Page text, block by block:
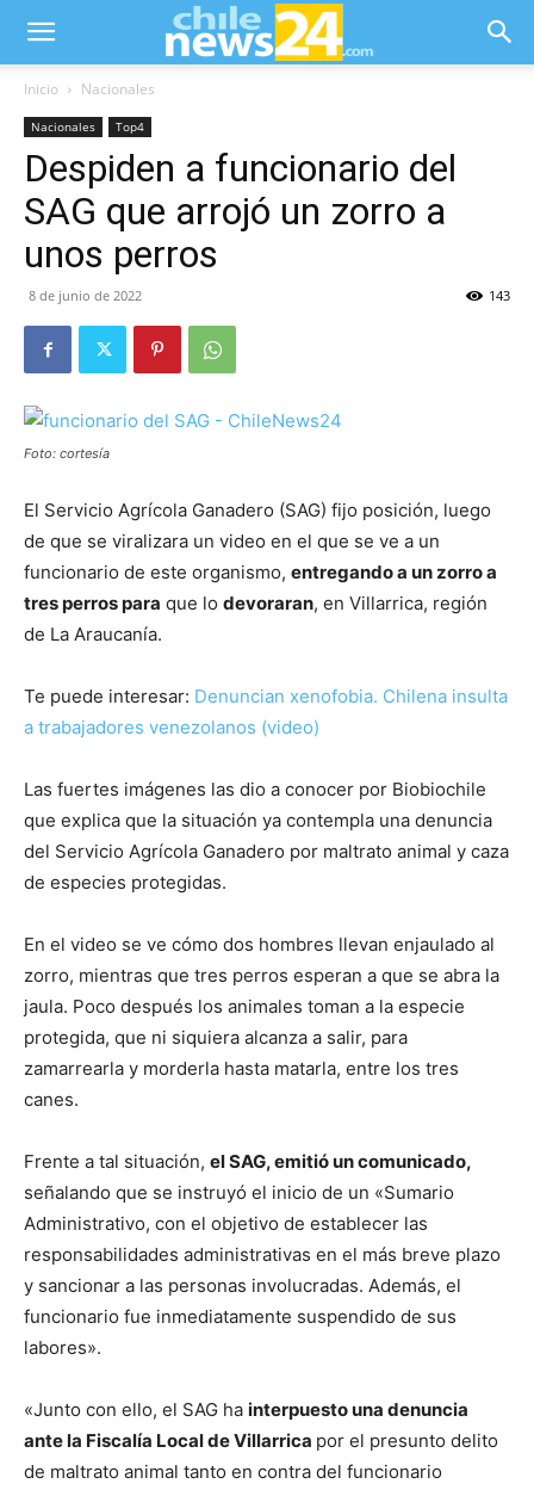
Inicio Nacionales
Nacionales Top4
Despiden a funcionario del
SAG que arrojó un zorro a
unos perros
8 de junio de 2022 143
Foto: cortesía
El Servicio Agrícola Ganadero (SAG) fijo posición, luego
de que se viralizara un video en el que se ve a un
funcionario de este organismo, entregando a un zorro a
tres perros para que lo devoraran, en Villarrica, región
de La Araucanía.
Te puede interesar: Denuncian xenofobia. Chilena insulta
a trabajadores venezolanos (video)
Las fuertes imágenes las dio a conocer por Biobiochile
que explica que la situación ya contempla una denuncia
del Servicio Agrícola Ganadero por maltrato animal y caza
de especies protegidas.
En el video se ve cómo dos hombres llevan enjaulado al
zorro, mientras que tres perros esperan a que se abra la
jaula. Poco después los animales toman a la especie
protegida, que ni siquiera alcanza a salir, para
zamarrearla y morderla hasta matarla, entre los tres
canes.
Frente a tal situación, el SAG, emitió un comunicado,
señalando que se instruyó el inicio de un «Sumario
Administrativo, con el objetivo de establecer las
responsabilidades administrativas en el más breve plazo
y sancionar a las personas involucradas. Además, el
funcionario fue inmediatamente suspendido de sus
labores».
«Junto con ello, el SAG ha interpuesto una denuncia
ante la Fiscalía Local de Villarrica por el presunto delito
de maltrato animal tanto en contra del funcionario